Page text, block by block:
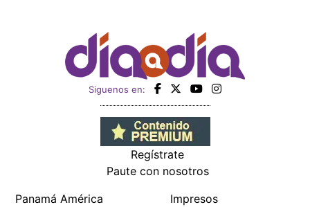
Siguenos en:
Regístrate
Paute con nosotros
Panamá América
Impresos